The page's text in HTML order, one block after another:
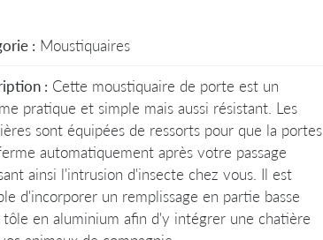
ci-dessus. Vous pouvez vous désinscrire à tout moment en
désinscription
INSCRIPTION
: Moustiquaires
: Cette moustiquaire de porte est un
pratique et simple mais aussi résistant. Les
sont équipées de ressorts pour que la portes
automatiquement après votre passage
ainsi l'intrusion d'insecte chez vous. Il est
d'incorporer un remplissage en partie basse
tôle en aluminium afin d'y intégrer une chatière